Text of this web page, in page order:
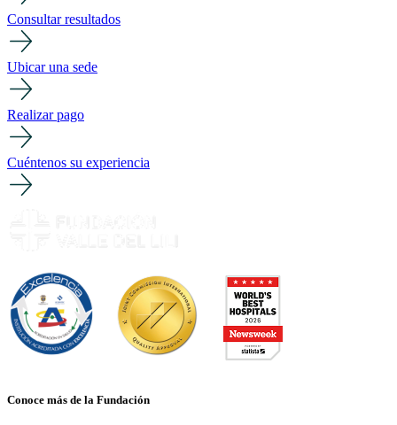
Consultar resultados
Ubicar una sede
Realizar pago
Cuéntenos su experiencia
Conoce más de la Fundación